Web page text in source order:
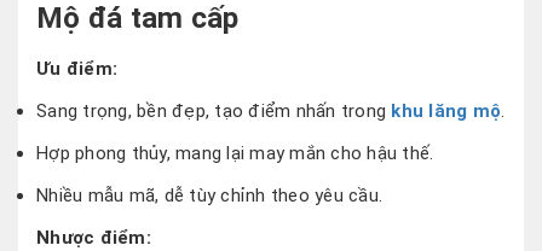
Mộ đá tam cấp
Ưu điểm:
Sang trọng, bền đẹp, tạo điểm nhấn trong khu lăng mộ.
Hợp phong thủy, mang lại may mắn cho hậu thế.
Nhiều mẫu mã, dễ tùy chỉnh theo yêu cầu.
Nhược điểm: